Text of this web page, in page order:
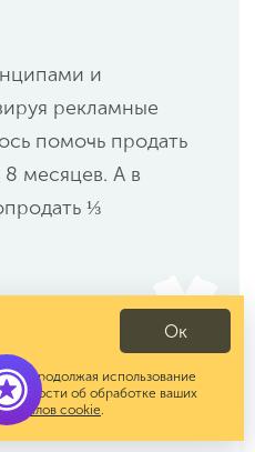
и
рекламные
помочь продать
месяцев. А в
⅓
Продолжая использование
об обработке ваших
файлов cookie.
Ок